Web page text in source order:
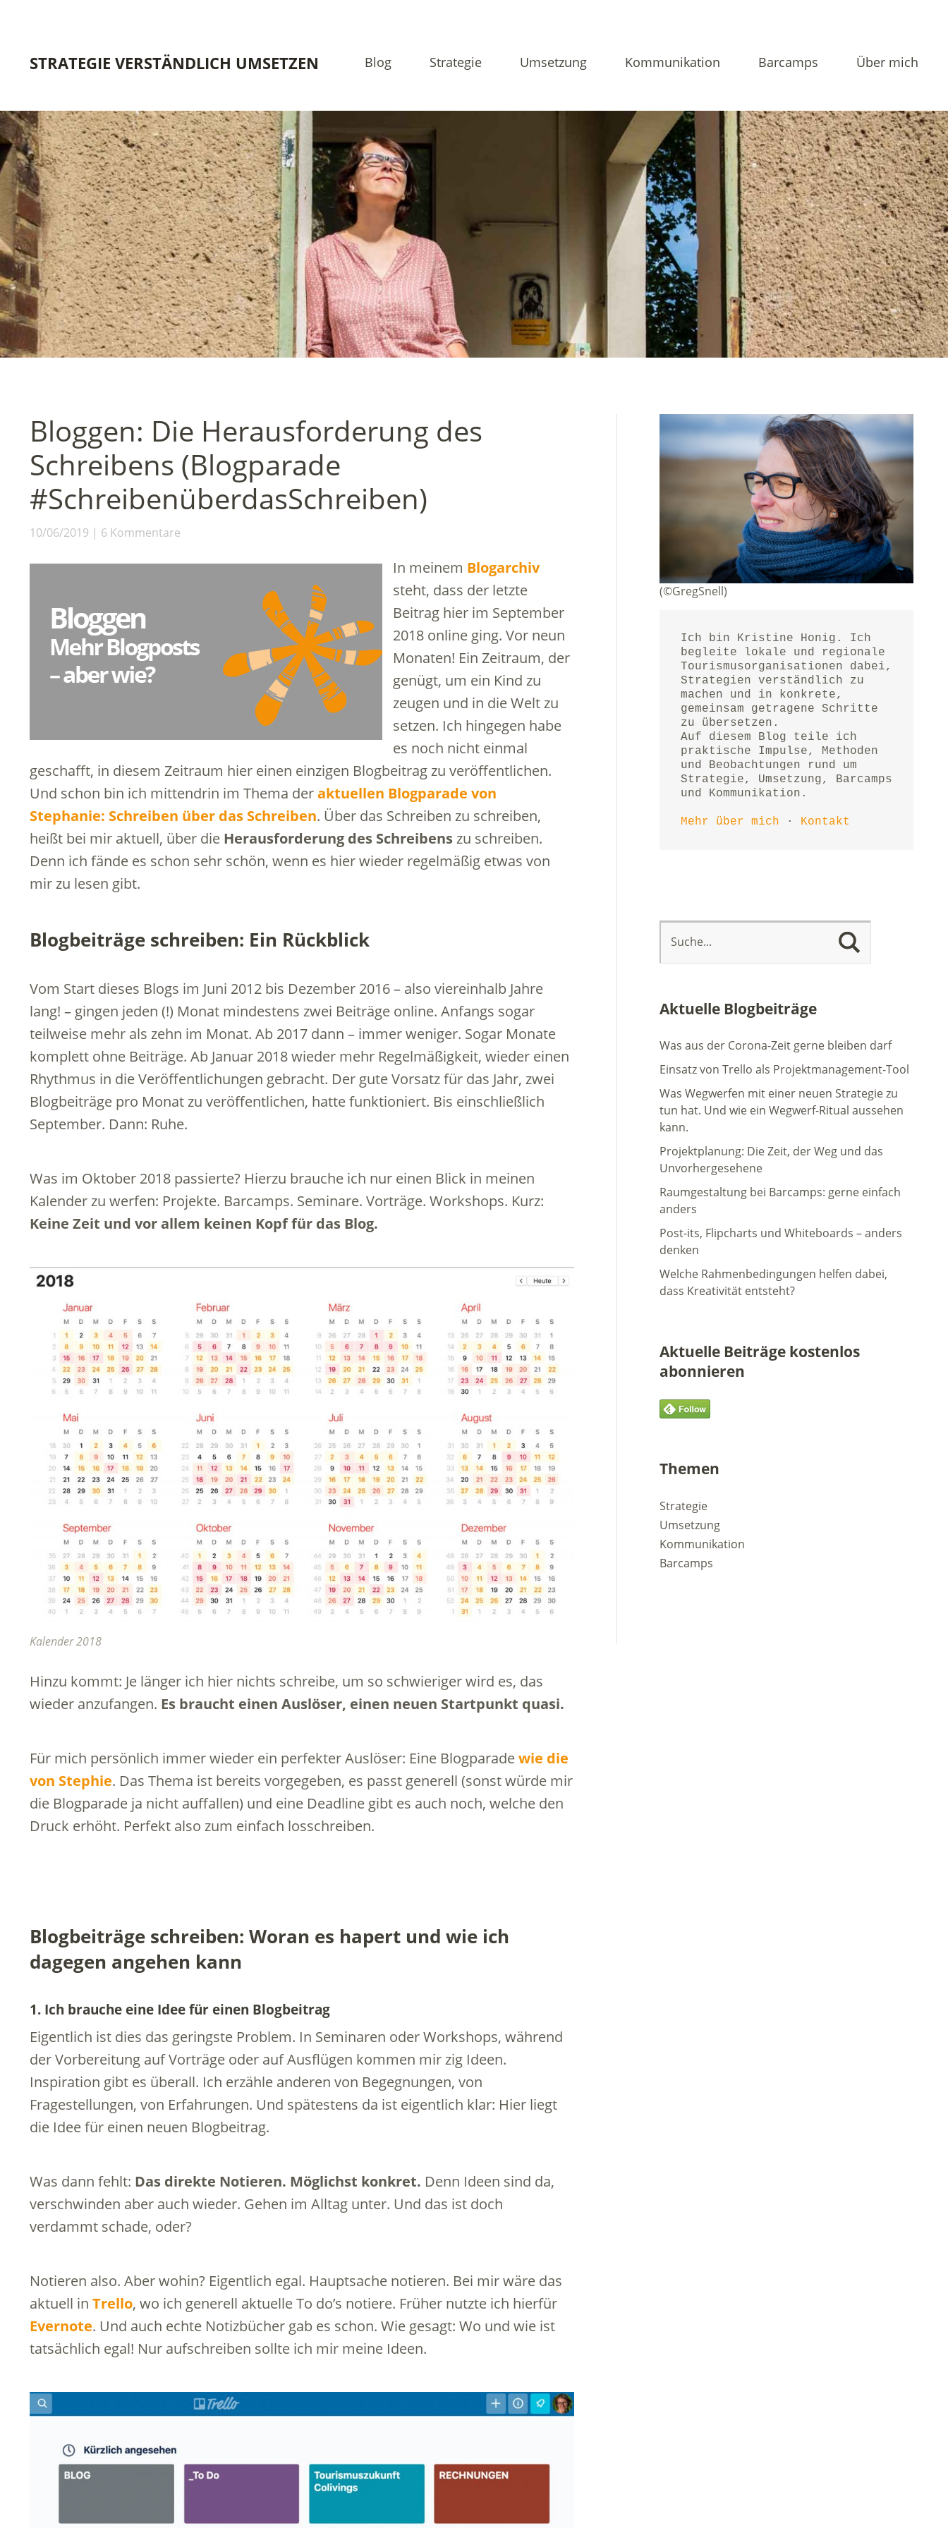
STRATEGIE VERSTÄNDLICH UMSETZEN Blog Strategie Umsetzung Kommunikation Barcamps Über mich
Bloggen: Die Herausforderung des
Schreibens (Blogparade
#SchreibenüberdasSchreiben)
10/06/2019 6 Kommentare
In meinem Blogarchiv
steht, dass der letzte
Beitrag hier im September
2018 online ging. Vor neun
Monaten! Ein Zeitraum, der
genügt, um ein Kind zu
zeugen und in die Welt zu
setzen. Ich hingegen habe
es noch nicht einmal
geschafft, in diesem Zeitraum hier einen einzigen Blogbeitrag zu veröffentlichen.
Und schon bin ich mittendrin im Thema deraktuellen Blogparade von
Stephanie: Schreiben über das Schreiben. Über das Schreiben zu schreiben,
heißt bei mir aktuell, über die Herausforderung des Schreibenszu schreiben.
Denn ich fände es schon sehr schön, wenn es hier wieder regelmäßig etwas von
mir zu lesen gibt.
Blogbeiträge schreiben: Ein Rückblick
Vom Start dieses Blogs im Juni 2012 bis Dezember 2016 – also viereinhalb Jahre
lang! – gingen jeden (!) Monat mindestens zwei Beiträge online. Anfangs sogar
teilweise mehr als zehn im Monat. Ab 2017 dann – immer weniger. Sogar Monate
komplett ohne Beiträge. Ab Januar 2018 wieder mehr Regelmäßigkeit, wieder einen
Rhythmus in die Veröffentlichungen gebracht. Der gute Vorsatz für das Jahr, zwei
Blogbeiträge pro Monat zu veröffentlichen, hatte funktioniert. Bis einschließlich
September. Dann: Ruhe.
Was im Oktober 2018 passierte? Hierzu brauche ich nur einen Blick in meinen
Kalender zu werfen: Projekte. Barcamps. Seminare. Vorträge. Workshops. Kurz:
Keine Zeit und vor allem keinen Kopf für das Blog.
Kalender 2018
Hinzu kommt: Je länger ich hier nichts schreibe, um so schwieriger wird es, das
wieder anzufangen. Es braucht einen Auslöser, einen neuen Startpunkt quasi.
Für mich persönlich immer wieder ein perfekter Auslöser: Eine Blogparadewie die
von Stephie. Das Thema ist bereits vorgegeben, es passt generell (sonst würde mir
die Blogparade ja nicht auffallen) und eine Deadline gibt es auch noch, welche den
Druck erhöht. Perfekt also zum einfach losschreiben.
Blogbeiträge schreiben: Woran es hapert und wie ich
dagegen angehen kann
1. Ich brauche eine Idee für einen Blogbeitrag
Eigentlich ist dies das geringste Problem. In Seminaren oder Workshops, während
der Vorbereitung auf Vorträge oder auf Ausflügen kommen mir zig Ideen.
Inspiration gibt es überall. Ich erzähle anderen von Begegnungen, von
Fragestellungen, von Erfahrungen. Und spätestens da ist eigentlich klar: Hier liegt
die Idee für einen neuen Blogbeitrag.
Was dann fehlt: Das direkte Notieren. Möglichst konkret. Denn Ideen sind da,
verschwinden aber auch wieder. Gehen im Alltag unter. Und das ist doch
verdammt schade, oder?
Notieren also. Aber wohin? Eigentlich egal. Hauptsache notieren. Bei mir wäre das
aktuell in Trello, wo ich generell aktuelle To do’s notiere. Früher nutzte ich hierfür
Evernote. Und auch echte Notizbücher gab es schon. Wie gesagt: Wo und wie ist
tatsächlich egal! Nur aufschreiben sollte ich mir meine Ideen.
(©GregSnell)
Ich bin Kristine Honig. Ich
begleite lokale und regionale
Tourismusorganisationen dabei,
Strategien verständlich zu
machen und in konkrete,
gemeinsam getragene Schritte
zu übersetzen.
Auf diesem Blog teile ich
praktische Impulse, Methoden
und Beobachtungen rund um
Strategie, Umsetzung, Barcamps
und Kommunikation.
Mehr über mich · Kontakt
Aktuelle Blogbeiträge
Was aus der Corona-Zeit gerne bleiben darf
Einsatz von Trello als Projektmanagement-Tool
Was Wegwerfen mit einer neuen Strategie zu
tun hat. Und wie ein Wegwerf-Ritual aussehen
kann.
Projektplanung: Die Zeit, der Weg und das
Unvorhergesehene
Raumgestaltung bei Barcamps: gerne einfach
anders
Post-its, Flipcharts und Whiteboards – anders
denken
Welche Rahmenbedingungen helfen dabei,
dass Kreativität entsteht?
Aktuelle Beiträge kostenlos
abonnieren
Themen
Strategie
Umsetzung
Kommunikation
Barcamps